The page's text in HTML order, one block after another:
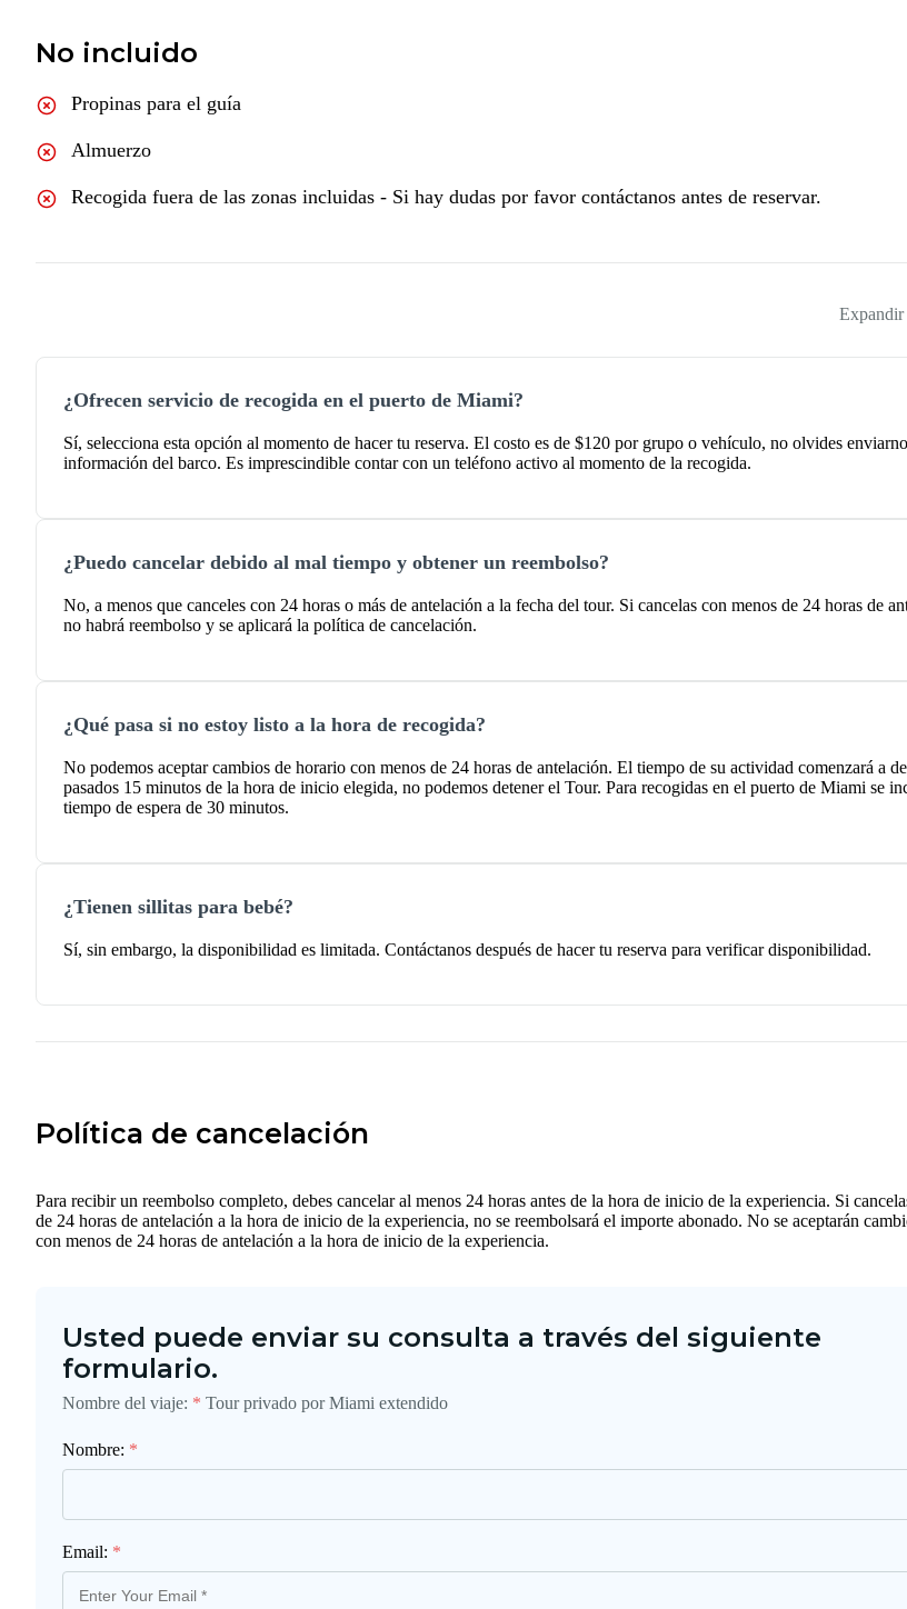
No incluido
Propinas para el guía
Almuerzo
Recogida fuera de las zonas incluidas - Si hay dudas por favor contáctanos antes de reservar.
Expandir
¿Ofrecen servicio de recogida en el puerto de Miami?
Sí, selecciona esta opción al momento de hacer tu reserva. El costo es de $120 por grupo o vehículo, no olvides
información del barco. Es imprescindible contar con un teléfono activo al momento de la recogida.
¿Puedo cancelar debido al mal tiempo y obtener un reembolso?
No, a menos que canceles con 24 horas o más de antelación a la fecha del tour. Si cancelas con menos de 24 horas de
no habrá reembolso y se aplicará la política de cancelación.
¿Qué pasa si no estoy listo a la hora de recogida?
No podemos aceptar cambios de horario con menos de 24 horas de antelación. El tiempo de su actividad comenzará a
pasados 15 minutos de la hora de inicio elegida, no podemos detener el Tour. Para recogidas en el puerto de Miami se
tiempo de espera de 30 minutos.
¿Tienen sillitas para bebé?
Sí, sin embargo, la disponibilidad es limitada. Contáctanos después de hacer tu reserva para verificar disponibilidad.
Política de cancelación
Para recibir un reembolso completo, debes cancelar al menos 24 horas antes de la hora de inicio de la experiencia. Si
de 24 horas de antelación a la hora de inicio de la experiencia, no se reembolsará el importe abonado. No se aceptarán
con menos de 24 horas de antelación a la hora de inicio de la experiencia.
Usted puede enviar su consulta a través del siguiente
formulario.
Nombre del viaje: * Tour privado por Miami extendido
Nombre: *
Email: *